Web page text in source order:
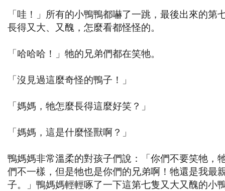
「哇！」所有的小鴨鴨都嚇了一跳，最後出來的第
長得又大、又醜，怎麼看都怪怪的。
「哈哈哈！」牠的兄弟們都在笑牠。
「沒見過這麼奇怪的鴨子！」
「媽媽，牠怎麼長得這麼好笑？」
「媽媽，這是什麼怪獸啊？」
鴨媽媽非常溫柔的對孩子們說：「你們不要笑牠，
們不一樣，但是牠也是你們的兄弟啊！牠還是我最
子。」鴨媽媽輕輕啄了一下這第七隻又大又醜的小